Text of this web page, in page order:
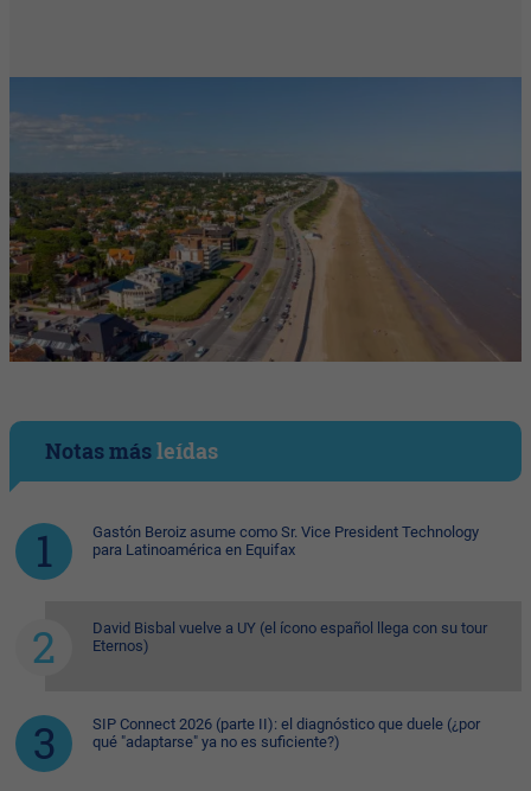
Notas másleídas
Gastón Beroiz asume como Sr. Vice President Technology
para Latinoamérica en Equifax
David Bisbal vuelve a UY (el ícono español llega con su tour
Eternos)
SIP Connect 2026 (parte II): el diagnóstico que duele (¿por
qué "adaptarse" ya no es suficiente?)